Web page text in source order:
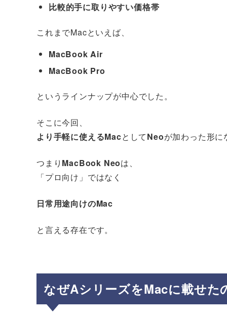
比較的手に取りやすい価格帯
これまでMacといえば、
MacBook Air
MacBook Pro
というラインナップが中心でした。
そこに今回、
より手軽に使えるMacとしてNeoが加わった形に
つまり MacBook Neoは、
「プロ向け」ではなく
日常用途向けのMac
と言える存在です。
なぜAシリーズをMacに載せた